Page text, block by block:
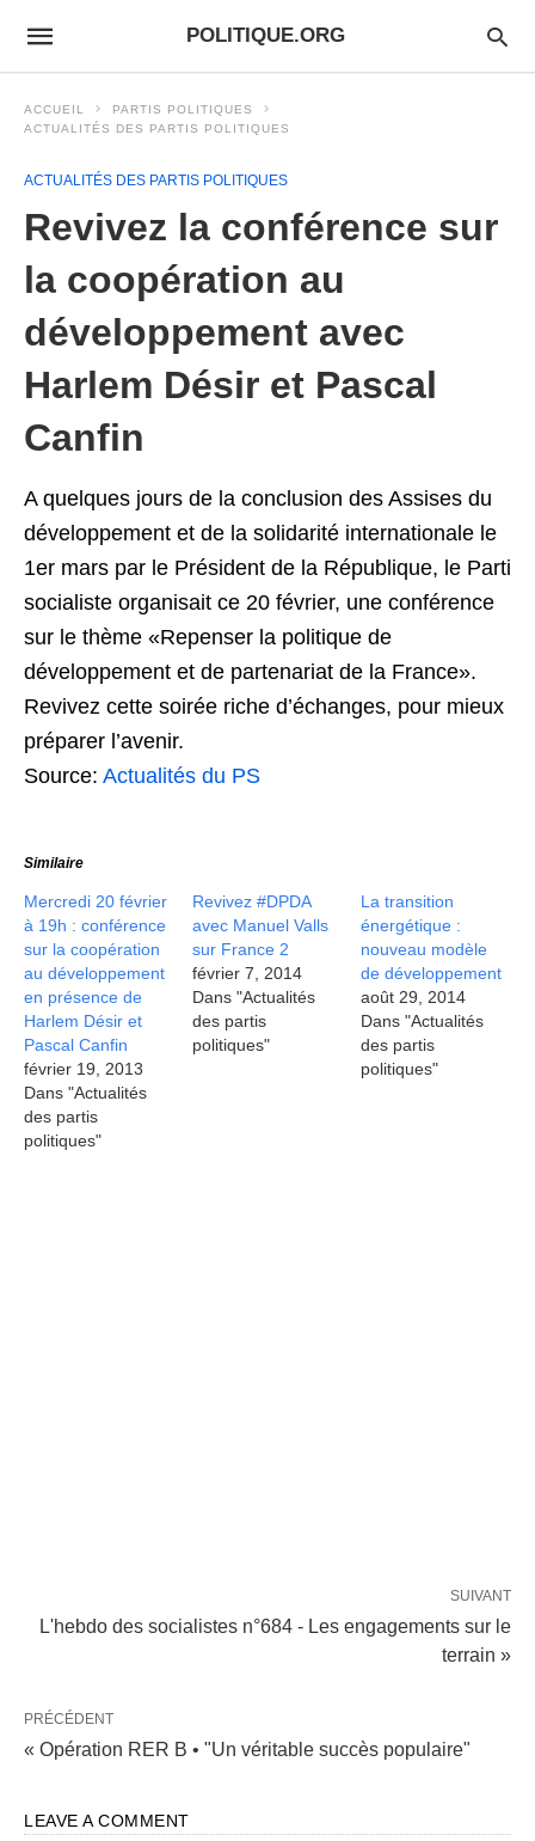
POLITIQUE.ORG
ACCUEIL
PARTIS POLITIQUES
ACTUALITÉS DES PARTIS POLITIQUES
ACTUALITÉS DES PARTIS POLITIQUES
Revivez la conférence sur
la coopération au
développement avec
Harlem Désir et Pascal
Canfin
A quelques jours de la conclusion des Assises du
développement et de la solidarité internationale le
1er mars par le Président de la République, le Parti
socialiste organisait ce 20 février, une conférence
sur le thème «Repenser la politique de
développement et de partenariat de la France».
Revivez cette soirée riche d’échanges, pour mieux
préparer l’avenir.
Source: Actualités du PS
Similaire
Mercredi 20 février
à 19h : conférence
sur la coopération
au développement
en présence de
Harlem Désir et
Pascal Canfin
février 19, 2013
Dans "Actualités
des partis
politiques"
Revivez #DPDA
avec Manuel Valls
sur France 2
février 7, 2014
Dans "Actualités
des partis
politiques"
La transition
énergétique :
nouveau modèle
de développement
août 29, 2014
Dans "Actualités
des partis
politiques"
SUIVANT
L'hebdo des socialistes n°684 - Les engagements sur le
terrain »
PRÉCÉDENT
« Opération RER B • "Un véritable succès populaire"
LEAVE A COMMENT